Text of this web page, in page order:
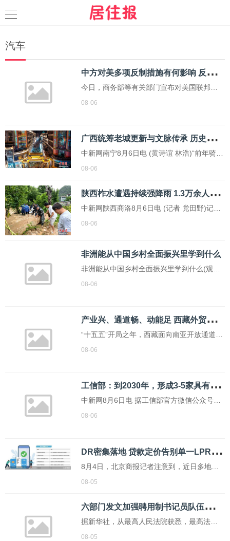
汽车
中
方对美多项反制措施有何影响 反制清单公布
今日，商务部等有关部门宣布对美国联邦通
信委员会、美国土安全部系列涉华消极措施
08-06
广
西统筹老城更新与文脉传承 历史街区重焕生机
中新网南宁8月6日电 (黄诗谊 林浩)“前年骑楼
城重新开街后，我的凉茶店生意更红火，街
西梧州市五坊路经营凉茶店的陈丽梅说。
08-06
陕
西柞水遭遇持续强降雨 1.3万余人转移避险
中新网陕西商洛8月6日电 (记者 党田野)记者
6日从陕西省商洛市柞水县官方获悉，当地迎
局部雨势偏大，河道水位暴涨，山洪、地质
5日，该
08-06
非洲能从中国乡村全面振兴里学到什么
非洲能从中国乡村全面振兴里学到什么(观象
台·国际人士谈“十五五”关键词⑭)
08-06
产
业兴、通道畅、动能足 西藏外贸焕发新生机
“十五五”开局之年，西藏面向南亚开放通道货
畅其流、生机勃发。高原葡萄酒、藏香猪肉
道高效畅通，口岸与腹地平台协同发力。据
拉
08-06
工
信部：到2030年，形成3-5家具有较强国际运营能力的大型民爆企业集团
中新网8月6日电 据工信部官方微信公众号消
息，工业和信息化部近日印发《民用爆炸物
3—5家具有较强国际运营能力的大型民爆企
业集团。
08-06
D
R密集落地 贷款定价告别单一LPR模式
8月4日，北京商报记者注意到，近日多地银
行密集落地DR基准利率贷款。
08-05
六
部门发文加强聘用制书记员队伍规范管理
据新华社，从最高人民法院获悉，最高法联
合中央组织部、中央政法委、中央编办、财
08-05